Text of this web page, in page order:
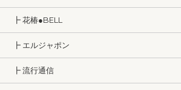
┣ 花椿●BELL
┣ エルジャポン
┣ 流行通信